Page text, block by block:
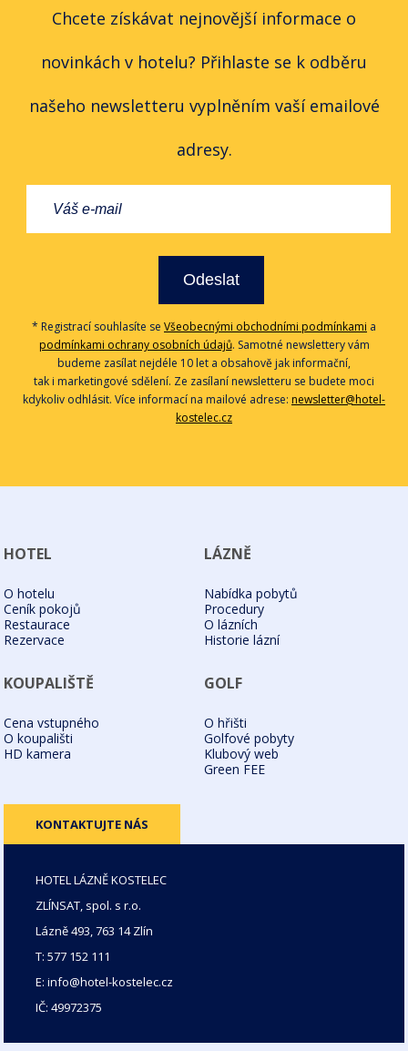
Chcete získávat nejnovější informace o
novinkách v hotelu? Přihlaste se k odběru
našeho newsletteru vyplněním vaší emailové
adresy.
Odeslat
* Registrací souhlasíte se Všeobecnými obchodními podmínkami a
podmínkami ochrany osobních údajů. Samotné newslettery vám
budeme zasílat nejdéle 10 let a obsahově jak informační,
tak i marketingové sdělení. Ze zasílaní newsletteru se budete moci
kdykoliv odhlásit. Více informací na mailové adrese: newsletter@hotel-
kostelec.cz
HOTEL
O hotelu
Ceník pokojů
Restaurace
Rezervace
LÁZNĚ
Nabídka pobytů
Procedury
O lázních
Historie lázní
KOUPALIŠTĚ
Cena vstupného
O koupališti
HD kamera
GOLF
O hřišti
Golfové pobyty
Klubový web
Green FEE
KONTAKTUJTE NÁS
HOTEL LÁZNĚ KOSTELEC
ZLÍNSAT, spol. s r.o.
Lázně 493, 763 14 Zlín
T: 577 152 111
E: info@hotel-kostelec.cz
IČ: 49972375